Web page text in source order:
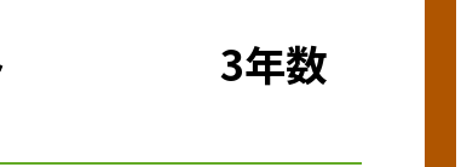
ェクト 3年数